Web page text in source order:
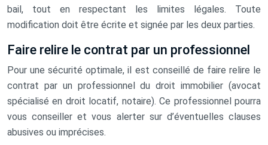
bail, tout en respectant les limites légales. Toute
modification doit être écrite et signée par les deux parties.
Faire relire le contrat par un professionnel
Pour une sécurité optimale, il est conseillé de faire relire le
contrat par un professionnel du droit immobilier (avocat
spécialisé en droit locatif, notaire). Ce professionnel pourra
vous conseiller et vous alerter sur d’éventuelles clauses
abusives ou imprécises.